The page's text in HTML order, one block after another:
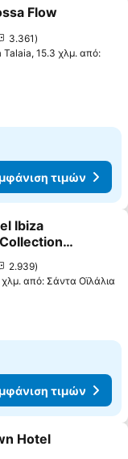
αγαπημένα
Flow
3.361
Talaia, 15.3 χλμ. από:
τιμών
αγαπημένα
Ibiza
2.939
από: Σάντα Οϊλάλια
τιμών
αγαπημένα
Hotel